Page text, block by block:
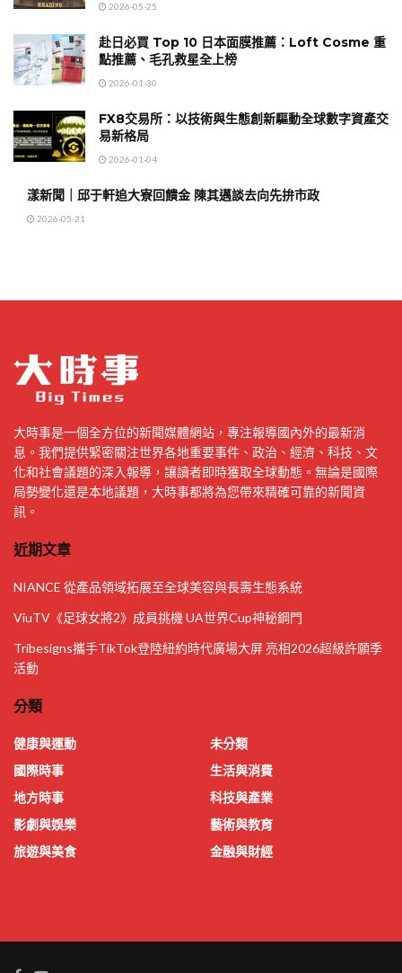
2026-05-25
赴日必買 Top 10 日本面膜推薦：Loft Cosme 重
點推薦、毛孔救星全上榜
2026-01-30
FX8交易所：以技術與生態創新驅動全球數字資產交
易新格局
2026-01-04
漾新聞｜邱于軒追大寮回饋金 陳其邁談去向先拚市政
2026-05-21
大時事是一個全方位的新聞媒體網站，專注報導國內外的最新消
息。我們提供緊密關注世界各地重要事件、政治、經濟、科技、文
化和社會議題的深入報導，讓讀者即時獲取全球動態。無論是國際
局勢變化還是本地議題，大時事都將為您帶來精確可靠的新聞資
訊。
近期文章
NIANCE 從產品領域拓展至全球美容與長壽生態系統
ViuTV《足球女將2》成員挑機 UA世界Cup神秘鋼門
Tribesigns攜手TikTok登陸紐約時代廣場大屏 亮相2026超級許願季
活動
分類
健康與運動
國際時事
地方時事
影劇與娛樂
旅遊與美食
未分類
生活與消費
科技與產業
藝術與教育
金融與財經